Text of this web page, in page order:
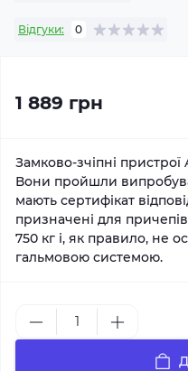
Відгуки: 0
1 889 грн
Замково-зчіпні пристрої
Вони пройшли
мають сертифікат
призначені для
750 кг і, як правило, не
гальмовою системою.